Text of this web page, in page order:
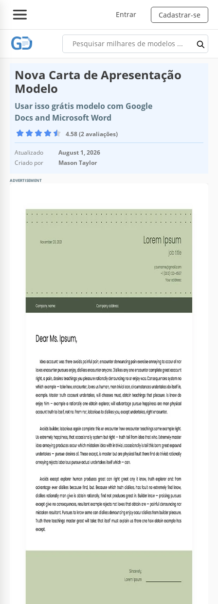
Entrar Cadastrar-se
Nova Carta de Apresentação
Modelo
Usar isso grátis modelo com Google
Docs and Microsoft Word
4.58 (2 avaliações)
Atualizado
August 1, 2026
Criado por
Mason Taylor
ADVERTISEMENT